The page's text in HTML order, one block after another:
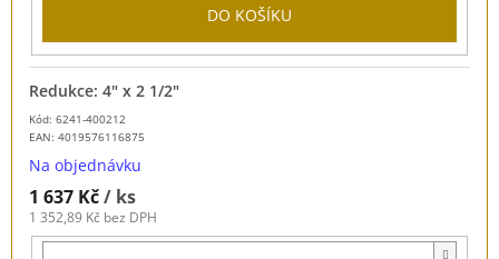
DO KOŠÍKU
Kód: 6241-400212
EAN: 4019576116875
Redukce: 4" x 2 1/2"
Na objednávku
1 637 Kč/ ks
1 352,89 Kč bez DPH